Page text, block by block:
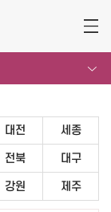
메뉴
대전 세종
전북 대구
강원 제주